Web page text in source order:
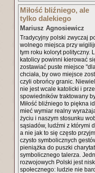
Miłość bliźniego, ale
tylko dalekiego
Mariusz Agnosiewicz
Tradycyjny polski zwyczaj
wolnego miejsca przy
tym roku koloryt polityczny.
katolicy powinni kierować
zostawiać puste miejsce
chciała, by owo miejsce
czyli obrońcy granic.
nie jest wcale katolicki i
spowiedników traktowany
Miłość bliźniego to piękna
mieć wymiar realny
życiu i naszym stosunku
sąsiadów, ludźmi z którymi
a nie jak to się często
czysto symbolicznych
pieniążka do puszki
symbolicznego talerza.
rozwojowych Polski jest
społecznego: ludzie nie